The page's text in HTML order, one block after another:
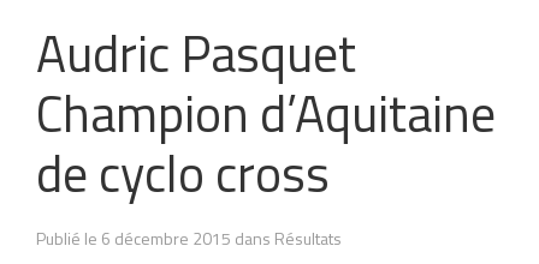
Audric Pasquet
Champion d’Aquitaine
de cyclo cross
Publié le 6 décembre 2015 dans Résultats